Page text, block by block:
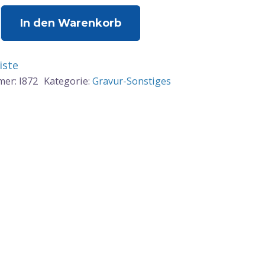
In den Warenkorb
I872 Kategorie: Gravur-Sonstiges